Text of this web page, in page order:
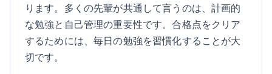
ります。多くの先輩が共通して言うのは、計画的
な勉強と自己管理の重要性です。合格点をクリア
するためには、毎日の勉強を習慣化することが大
切です。